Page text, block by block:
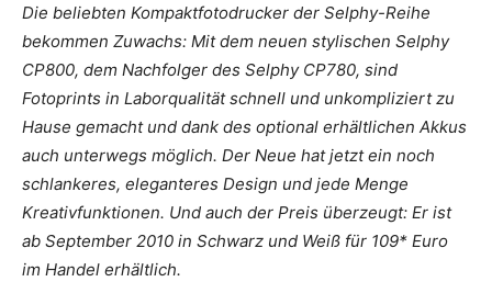
Die beliebten Kompaktfotodrucker der Selphy-Reihe
bekommen Zuwachs: Mit dem neuen stylischen Selphy
CP800, dem Nachfolger des Selphy CP780, sind
Fotoprints in Laborqualität schnell und unkompliziert zu
Hause gemacht und dank des optional erhältlichen Akkus
auch unterwegs möglich. Der Neue hat jetzt ein noch
schlankeres, eleganteres Design und jede Menge
Kreativfunktionen. Und auch der Preis überzeugt: Er ist
ab September 2010 in Schwarz und Weiß für 109* Euro
im Handel erhältlich.